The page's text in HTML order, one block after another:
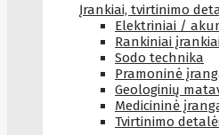
Įrankiai, tvirtinimo
Elektriniai /
Rankiniai
Sodo technika
Pramoninė
Geologinių
Medicininė
Tvirtinimo